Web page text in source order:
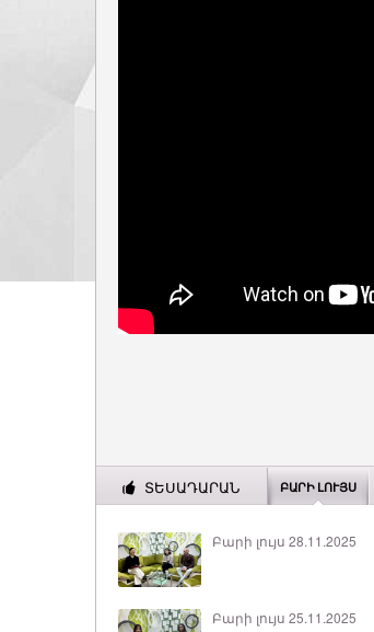
ՏԵՍԱԴԱՐԱՆ ԲԱՐԻ ԼՈՒՅՍ
Բարի լույս 28.11.2025
Բարի լույս 25.11.2025